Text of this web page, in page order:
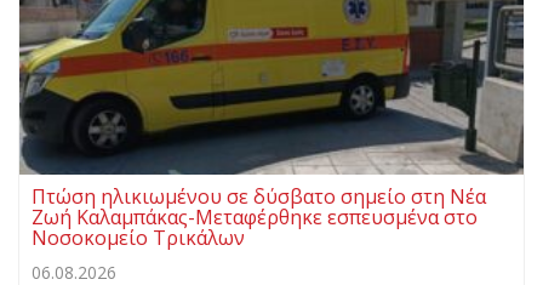
Πτώση ηλικιωμένου σε δύσβατο σημείο στη Νέα
Ζωή Καλαμπάκας-Μεταφέρθηκε εσπευσμένα στο
Νοσοκομείο Τρικάλων
06.08.2026